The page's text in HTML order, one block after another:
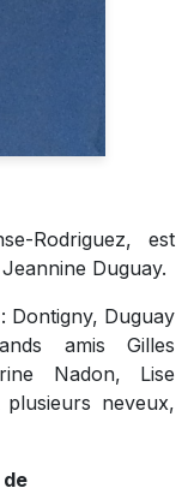
Rodriguez, est
Duguay.
Dontigny, Duguay
amis Gilles
Nadon, Lise
neveux,